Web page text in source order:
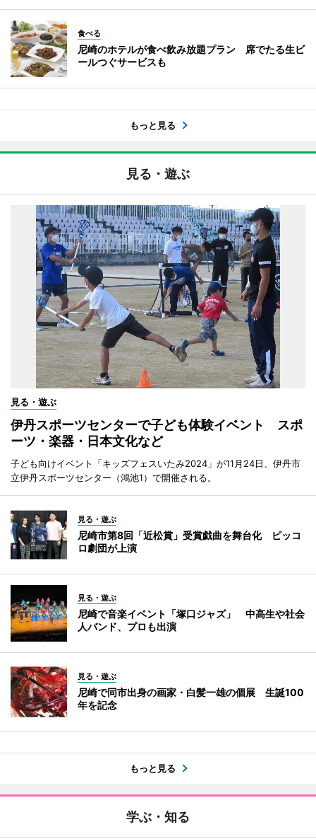
食べる
尼崎のホテルが食べ飲み放題プラン 席でたる生ビ
ールつぐサービスも
もっと見る
見る・遊ぶ
見る・遊ぶ
伊丹スポーツセンターで子ども体験イベント スポ
ーツ・楽器・日本文化など
子ども向けイベント「キッズフェスいたみ2024」が11月24日、伊丹市
立伊丹スポーツセンター（鴻池1）で開催される。
見る・遊ぶ
尼崎市第8回「近松賞」受賞戯曲を舞台化 ピッコ
ロ劇団が上演
見る・遊ぶ
尼崎で音楽イベント「塚口ジャズ」 中高生や社会
人バンド、プロも出演
見る・遊ぶ
尼崎で同市出身の画家・白髪一雄の個展 生誕100
年を記念
もっと見る
学ぶ・知る